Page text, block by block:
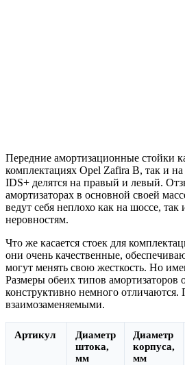
Передние амортизационные стойки
комплектациях Opel Zafira B, так и
IDS+ делятся на правый и левый.
амортизаторах в основной своей
ведут себя неплохо как на шоссе,
неровностям.
Что же касается стоек для
они очень качественные,
могут менять свою жесткость. Но
Размеры обеих типов амортизаторов
конструктивно немного отличаются.
взаимозаменяемыми.
Артикул
Диаметр
штока,
мм
Диаметр
корпуса,
мм